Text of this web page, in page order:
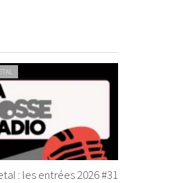
: les entrées 2026 #31